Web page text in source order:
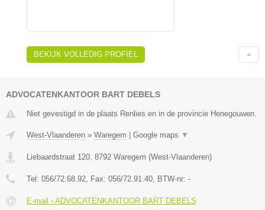
BEKIJK VOLLEDIG PROFIEL
ADVOCATENKANTOOR BART DEBELS
Niet gevestigd in de plaats Renlies en in de provincie Henegouwen.
West-Vlaanderen » Waregem | Google maps ▼
Liebaardstraat 120 8792 Waregem (West-Vlaanderen)
Tel: 056/72.68.92 , Fax: 056/72.91.40 , BTW-nr: -
E-mail › ADVOCATENKANTOOR BART DEBELS